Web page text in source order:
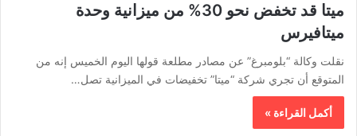
ميتا قد تخفض نحو 30% من ميزانية وحدة
ميتافيرس
نقلت وكالة “بلومبرغ” عن مصادر مطلعة قولها اليوم الخميس إنه من
المتوقع أن تجري شركة “ميتا” تخفيضات في الميزانية تصل…
أكمل القراءة »